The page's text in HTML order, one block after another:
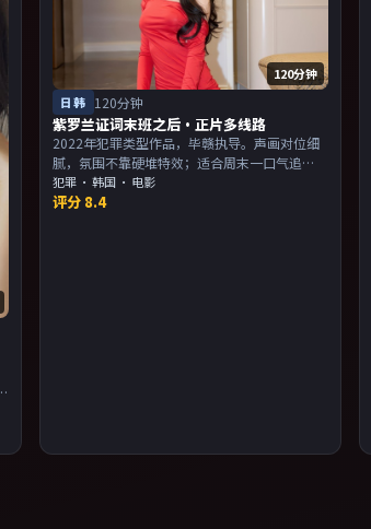
120分钟
日韩 120分钟
紫罗兰证词末班之后·正片多线路
2022年犯罪类型作品，毕赣执导。声画对位细
腻，氛围不靠硬堆特效；适合周末一口气追
完。主演以演技派为主，适合喜欢强叙事与人
物关系的观众加入片单。
犯罪 ·韩国 · 电影
评分 8.4